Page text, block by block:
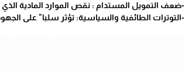
-ضعف التمويل المستدام : نقص الموارد المادية
-التوترات الطائفية والسياسية: تؤثر سلبا" على